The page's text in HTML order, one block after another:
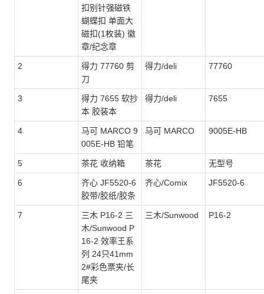
扣别针强磁铁
蝴蝶扣 单面大
磁扣(1枚装) 徽
章/纪念章
2
得力 77760 剪
刀
得力/deli 77760
3
得力 7655 软抄
本 胶装本
得力/deli 7655
4
马可 MARCO 9
005E-HB 铅笔
马可 MARCO 9005E-HB
5 茶花 收纳箱 茶花 无型号
6
齐心 JF5520-6
胶带/胶纸/胶条
齐心/Comix JF5520-6
7
三木 P16-2 三
木/Sunwood P
16-2 效率王系
列 24只41mm
2#彩色票夹/长
尾夹
三木/Sunwood P16-2